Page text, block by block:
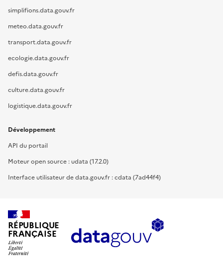
simplifions.data.gouv.fr
meteo.data.gouv.fr
transport.data.gouv.fr
ecologie.data.gouv.fr
defis.data.gouv.fr
culture.data.gouv.fr
logistique.data.gouv.fr
Développement
API du portail
Moteur open source : udata (17.2.0)
Interface utilisateur de data.gouv.fr : cdata (7ad44f4)
RÉPUBLIQUE
FRANÇAISE